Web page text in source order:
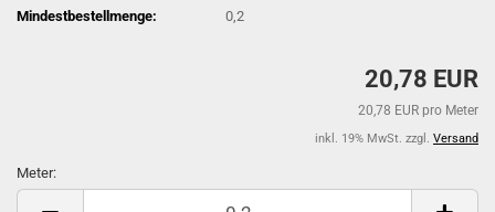
Mindestbestellmenge:
0,2
20,78 EUR
20,78 EUR pro Meter
inkl. 19% MwSt. zzgl. Versand
Meter:
Meter